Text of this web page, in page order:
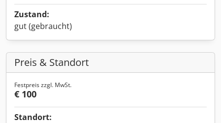
Zustand:
gut (gebraucht)
Preis & Standort
Festpreis zzgl. MwSt.
€ 100
Standort: